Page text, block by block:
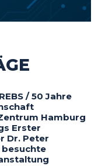
/ 50 Jahre
Hamburg
Erster
Dr. Peter
besuchte